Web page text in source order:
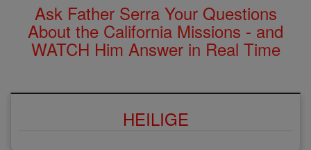
Ask Father Serra Your Questions
About the California Missions - and
WATCH Him Answer in Real Time
HEILIGE